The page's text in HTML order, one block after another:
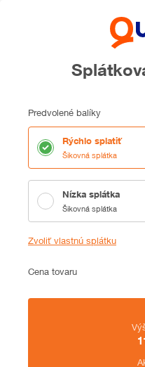
Predvolené balíky
Rýchlo splatiť
Šikovná splátka
Nízka splátka
Šikovná splátka
Zvoliť vlastnú splátku
Cena
Cena tovaru
Zhrnutie